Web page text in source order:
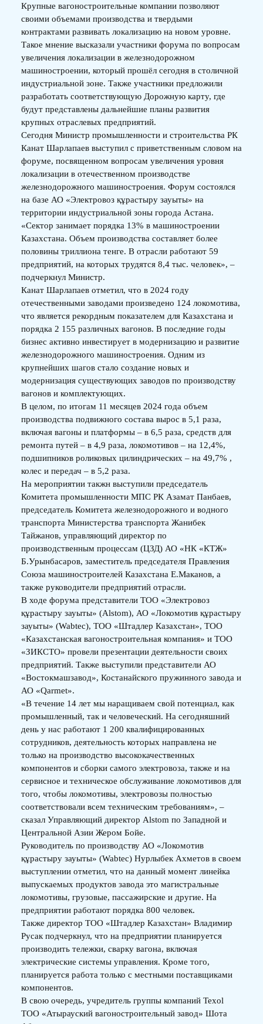
Крупные вагоностроительные компании позволяют
своими объемами производства и твердыми
контрактами развивать локализацию на новом уровне.
Такое мнение высказали участники форума по вопросам
увеличения локализации в железнодорожном
машиностроении, который прошёл сегодня в столичной
индустриальной зоне. Также участники предложили
разработать соответствующую Дорожную карту, где
будут представлены дальнейшие планы развития
крупных отраслевых предприятий.
Сегодня Министр промышленности и строительства РК
Канат Шарлапаев выступил с приветственным словом на
форуме, посвященном вопросам увеличения уровня
локализации в отечественном производстве
железнодорожного машиностроения. Форум состоялся
на базе АО «Электровоз құрастыру зауыты» на
территории индустриальной зоны города Астана.
«Сектор занимает порядка 13% в машиностроении
Казахстана. Объем производства составляет более
половины триллиона тенге. В отрасли работают 59
предприятий, на которых трудятся 8,4 тыс. человек», –
подчеркнул Министр.
Канат Шарлапаев отметил, что в 2024 году
отечественными заводами произведено 124 локомотива,
что является рекордным показателем для Казахстана и
порядка 2 155 различных вагонов. В последние годы
бизнес активно инвестирует в модернизацию и развитие
железнодорожного машиностроения. Одним из
крупнейших шагов стало создание новых и
модернизация существующих заводов по производству
вагонов и комплектующих.
В целом, по итогам 11 месяцев 2024 года объем
производства подвижного состава вырос в 5,1 раза,
включая вагоны и платформы – в 6,5 раза, средств для
ремонта путей – в 4,9 раза, локомотивов – на 12,4%,
подшипников роликовых цилиндрических – на 49,7% ,
колес и передач – в 5,2 раза.
На мероприятии такжн выступили председатель
Комитета промышленности МПС РК Азамат Панбаев,
председатель Комитета железнодорожного и водного
транспорта Министерства транспорта Жанибек
Тайжанов, управляющий директор по
производственным процессам (ЦЗД) АО «НК «КТЖ»
Б.Урынбасаров, заместитель председателя Правления
Союза машиностроителей Казахстана Е.Маканов, а
также руководители предприятий отрасли.
В ходе форума представители ТОО «Электровоз
құрастыру зауыты» (Alstom), АО «Локомотив құрастыру
зауыты» (Wabtec), ТОО «Штадлер Казахстан», ТОО
«Казахстанская вагоностроительная компания» и ТОО
«ЗИКСТО» провели презентации деятельности своих
предприятий. Также выступили представители АО
«Востокмашзавод», Костанайского пружинного завода и
АО «Qarmet».
«В течение 14 лет мы наращиваем свой потенциал, как
промышленный, так и человеческий. На сегодняшний
день у нас работают 1 200 квалифицированных
сотрудников, деятельность которых направлена не
только на производство высококачественных
компонентов и сборки самого электровоза, также и на
сервисное и техническое обслуживание локомотивов для
того, чтобы локомотивы, электровозы полностью
соответствовали всем техническим требованиям», –
сказал Управляющий директор Alstom по Западной и
Центральной Азии Жером Бойе.
Руководитель по производству АО «Локомотив
құрастыру зауыты» (Wabtec) Нурлыбек Ахметов в своем
выступлении отметил, что на данный момент линейка
выпускаемых продуктов завода это магистральные
локомотивы, грузовые, пассажирские и другие. На
предприятии работают порядка 800 человек.
Также директор ТОО «Штадлер Казахстан» Владимир
Русак подчеркнул, что на предприятии планируется
производить тележки, сварку вагона, включая
электрические системы управления. Кроме того,
планируется работа только с местными поставщиками
компонентов.
В свою очередь, учредитель группы компаний Texol
ТОО «Атырауский вагоностроительный завод» Шота